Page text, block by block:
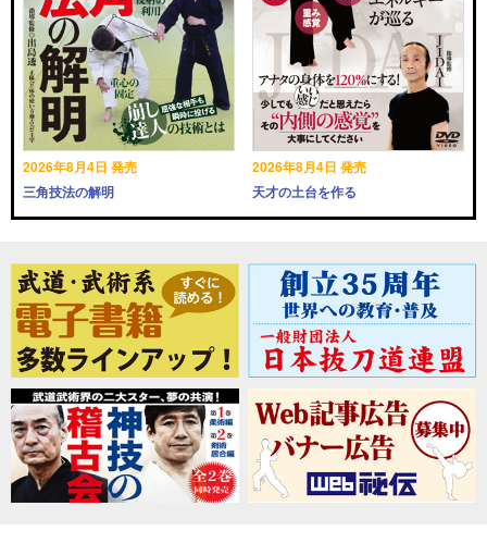
2026年8月4日 発売
三角技法の解明
2026年8月4日 発売
天才の土台を作る